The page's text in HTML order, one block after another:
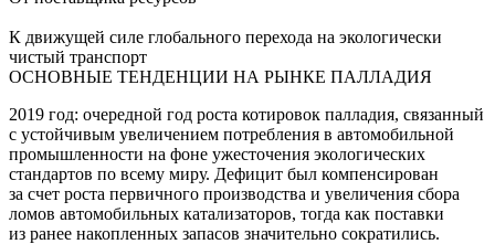
К движущей силе глобального перехода на экологически
чистый транспорт
ОСНОВНЫЕ ТЕНДЕНЦИИ НА РЫНКЕ ПАЛЛАДИЯ
2019 год: очередной год роста котировок палладия, связанный
с устойчивым увеличением потребления в автомобильной
промышленности на фоне ужесточения экологических
стандартов по всему миру. Дефицит был компенсирован
за счет роста первичного производства и увеличения сбора
ломов автомобильных катализаторов, тогда как поставки
из ранее накопленных запасов значительно сократились.